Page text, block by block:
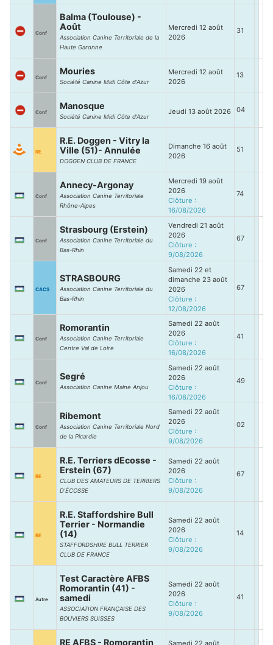
Conf
Balma (Toulouse) -
Août
Association Canine Territoriale de la
Haute Garonne
Mercredi 12 août
2026
31
Conf
Mouries
Société Canine Midi Côte d'Azur
Mercredi 12 août
2026
13
Conf
Manosque
Société Canine Midi Côte d'Azur
Jeudi 13 août 2026 04
RE
R.E. Doggen - Vitry la
Ville (51)- Annulée
DOGGEN CLUB DE FRANCE
Dimanche 16 août
2026
51
Conf
Annecy-Argonay
Association Canine Territoriale
Rhône-Alpes
Mercredi 19 août
2026
Clôture :
16/08/2026
74
Conf
Strasbourg (Erstein)
Association Canine Territoriale du
Bas-Rhin
Vendredi 21 août
2026
Clôture :
9/08/2026
67
CACS
STRASBOURG
Association Canine Territoriale du
Bas-Rhin
Samedi 22 et
dimanche 23 août
2026
Clôture :
12/08/2026
67
Conf
Romorantin
Association Canine Territoriale
Centre Val de Loire
Samedi 22 août
2026
Clôture :
16/08/2026
41
Conf
Segré
Association Canine Maine Anjou
Samedi 22 août
2026
Clôture :
16/08/2026
49
Conf
Ribemont
Association Canine Territoriale Nord
de la Picardie
Samedi 22 août
2026
Clôture :
9/08/2026
02
RE
R.E. Terriers dEcosse -
Erstein (67)
CLUB DES AMATEURS DE TERRIERS
D’ÉCOSSE
Samedi 22 août
2026
Clôture :
9/08/2026
67
RE
R.E. Staffordshire Bull
Terrier - Normandie
(14)
STAFFORDSHIRE BULL TERRIER
CLUB DE FRANCE
Samedi 22 août
2026
Clôture :
9/08/2026
14
Autre
Test Caractère AFBS
Romorantin (41) -
samedi
ASSOCIATION FRANÇAISE DES
BOUVIERS SUISSES
Samedi 22 août
2026
Clôture :
9/08/2026
41
RE AFBS - Romorantin Samedi 22 août